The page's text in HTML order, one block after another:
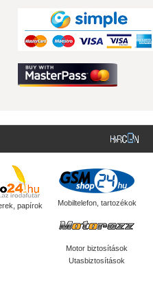
papírok
Mobiltelefon, tartozékok
Motor biztosítások
Utasbiztosítások